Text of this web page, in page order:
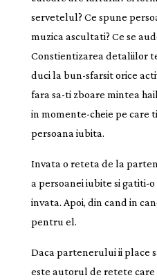
servetelul? Ce spune
muzica ascultati? Ce se
Constientizarea detaliilor
duci la bun-sfarsit orice
fara sa-ti zboare mintea
in momente-cheie pe care
persoana iubita.
Invata o reteta de la
a persoanei iubite si gatiti-
invata. Apoi, din cand in
pentru el.
Daca partenerului ii place
este autorul de retete care